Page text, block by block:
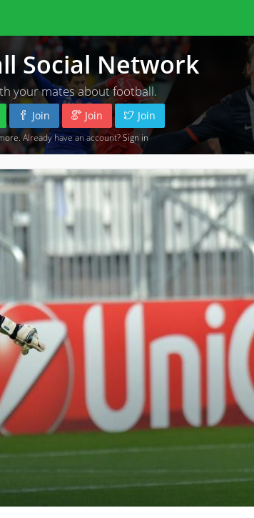
Social Network
your mates about football.
Join Join Join
. Already have an account?Sign in